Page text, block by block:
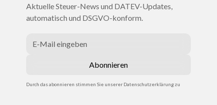
Aktuelle Steuer-News und DATEV-Updates,
automatisch und DSGVO-konform.
Durch das abonnieren stimmen Sie unserer Datenschutzerklärung zu